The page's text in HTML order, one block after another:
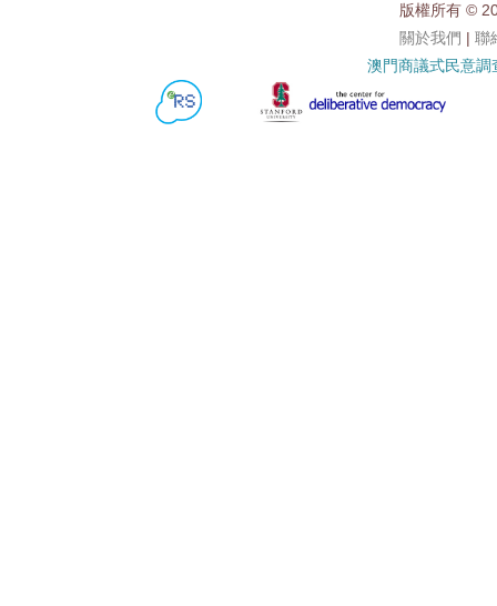
版權所有 ©
關於我們 | 聯
澳門商議式民意